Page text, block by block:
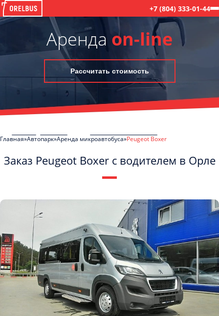
+7 (804) 333-01-44
Аренда on-line
Рассчитать стоимость
Главная Автопарк Аренда микроавтобуса Peugeot Boxer
Заказ Peugeot Boxer с водителем в Орле
обработку моих Персональных данных